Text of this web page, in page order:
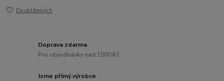
Do oblíbených
Doprava zdarma
Pro objednávky nad 1500 Kč.
Jsme přímý výrobce